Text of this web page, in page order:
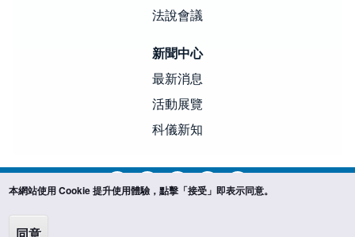
法說會議
新聞中心
最新消息
活動展覽
科儀新知
Copyright ©SCIENTECH. 本網站所提及之公司名稱、產品、圖
本網站使用 Cookie 提升使用體驗，點擊「接受」即表示同意。
同意